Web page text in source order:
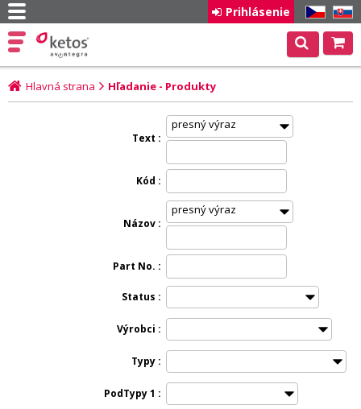
CZ SK
Prihlásenie
Hlavná strana Hľadanie - Produkty
Text
Kód
Názov
Part No.
Status
Výrobci
Typy
PodTypy 1